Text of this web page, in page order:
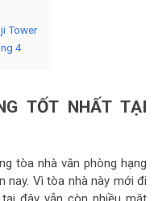
Tower
4
TỐT NHẤT TẠI
tòa nhà văn phòng hạng
nay. Vì tòa nhà này mới đi